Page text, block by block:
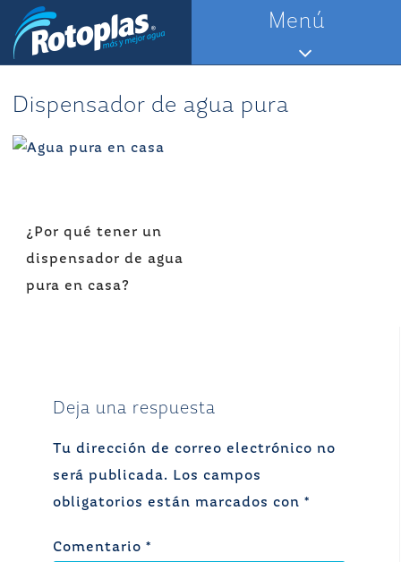
Saltar
contenido
Menú
Dispensador de agua pura
Navegación
de
entradas
¿Por qué tener un
dispensador de agua
pura en casa?
Deja una respuesta
Tu dirección de correo electrónico no
será publicada.
Los campos
obligatorios están marcados con *
Comentario *